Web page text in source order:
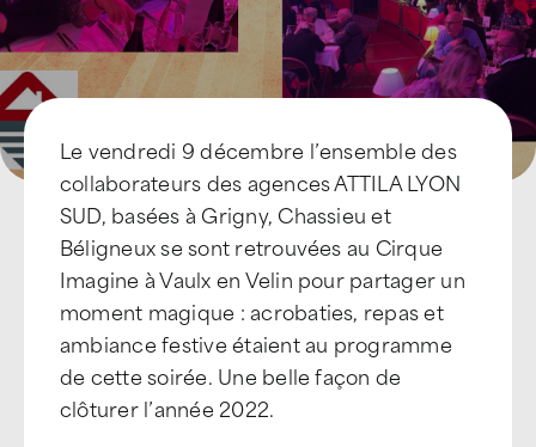
Le vendredi 9 décembre l’ensemble des
collaborateurs des agences ATTILA LYON
SUD, basées à Grigny, Chassieu et
Béligneux se sont retrouvées au Cirque
Imagine à Vaulx en Velin pour partager un
moment magique : acrobaties, repas et
ambiance festive étaient au programme
de cette soirée. Une belle façon de
clôturer l’année 2022.